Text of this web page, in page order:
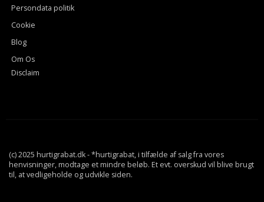
Persondata politik
Cookie
Blog
Om Os
Disclaim
(c) 2025 hurtigrabat.dk - *hurtigrabat, i tilfælde af salg fra vores
henvisninger, modtage et mindre beløb. Et evt. overskud vil blive brugt
til, at vedligeholde og udvikle siden.